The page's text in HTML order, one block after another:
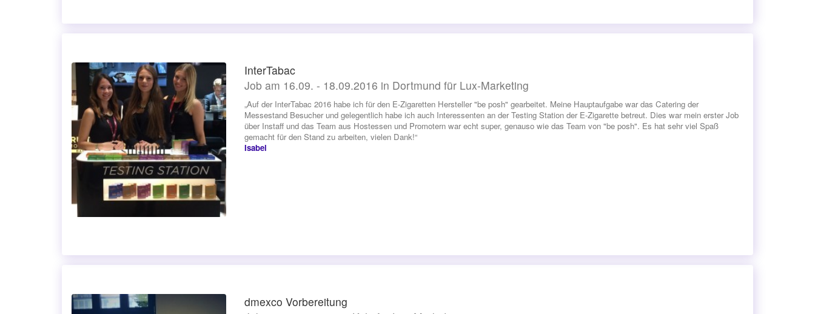
InterTabac
Job am 16.09. - 18.09.2016 in Dortmund für Lux-Marketing
„Auf der InterTabac 2016 habe ich für den E-Zigaretten Hersteller "be posh" gearbeitet. Meine Hauptaufgabe war das Catering der
Messestand Besucher und gelegentlich habe ich auch Interessenten an der Testing Station der E-Zigarette betreut. Dies war mein erster Job
über Instaff und das Team aus Hostessen und Promotern war echt super, genauso wie das Team von "be posh". Es hat sehr viel Spaß
gemacht für den Stand zu arbeiten, vielen Dank!“
Isabel
dmexco Vorbereitung